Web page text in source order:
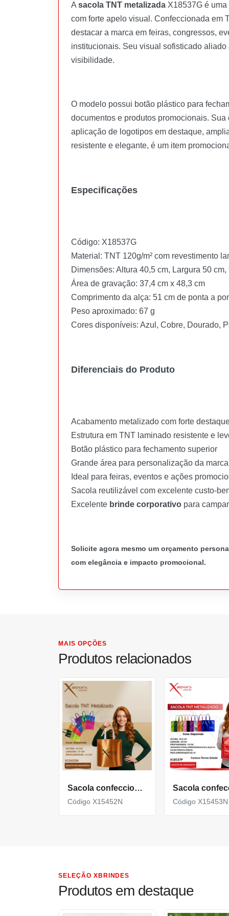
A sacola TNT metalizada X18537G é
com forte apelo visual. Confeccionada em
destacar a marca em feiras, congressos,
institucionais. Seu visual sofisticado aliado
visibilidade.
O modelo possui botão plástico para
documentos e produtos promocionais.
aplicação de logotipos em destaque,
resistente e elegante, é um item
Especificações
Código: X18537G
Material: TNT 120g/m² com revestimento
Dimensões: Altura 40,5 cm, Largura 50
Área de gravação: 37,4 cm x 48,3 cm
Comprimento da alça: 51 cm de ponta a
Peso aproximado: 67 g
Cores disponíveis: Azul, Cobre, Dourado,
Diferenciais do Produto
Acabamento metalizado com forte
Estrutura em TNT laminado resistente e
Botão plástico para fechamento superior
Grande área para personalização da marca
Ideal para feiras, eventos e ações
Sacola reutilizável com excelente custo-
Excelente brinde corporativo para
Solicite agora mesmo um orçamento
com elegância e impacto promocional.
MAIS OPÇÕES
Produtos relacionados
Sacola confeccionada em TNT com revestimento externo metalizado X15452N
Código X15452N Código X15453N
SELEÇÃO XBRINDES
Produtos em destaque